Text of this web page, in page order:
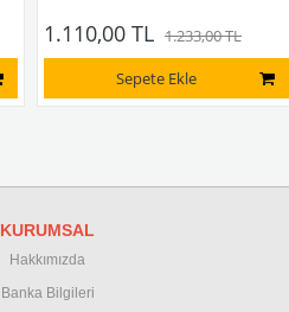
1.110,00 TL
1.233,00 TL
Sepete Ekle
KURUMSAL
Hakkımızda
Banka Bilgileri